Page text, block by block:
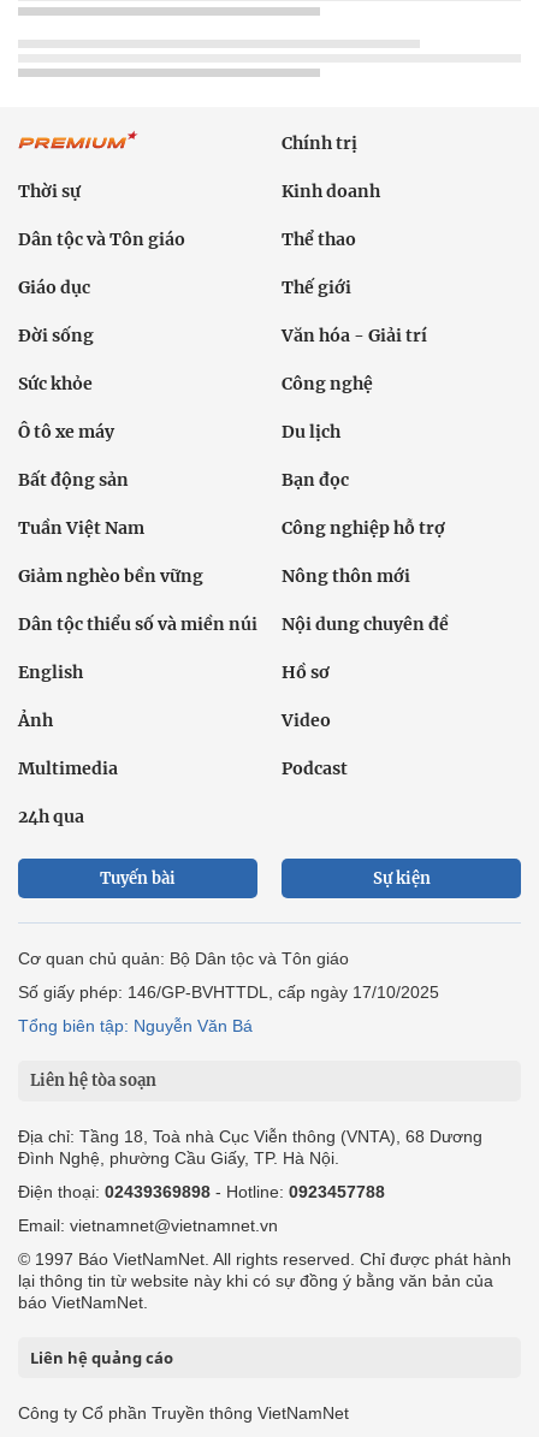
Chính trị
Thời sự Kinh doanh
Dân tộc và Tôn giáo Thể thao
Giáo dục Thế giới
Đời sống Văn hóa - Giải trí
Sức khỏe Công nghệ
Ô tô xe máy Du lịch
Bất động sản Bạn đọc
Tuần Việt Nam Công nghiệp hỗ trợ
Giảm nghèo bền vững Nông thôn mới
Dân tộc thiểu số và miền núi Nội dung chuyên đề
English Hồ sơ
Ảnh Video
Multimedia Podcast
24h qua
Tuyến bài Sự kiện
Cơ quan chủ quản: Bộ Dân tộc và Tôn giáo
Số giấy phép: 146/GP-BVHTTDL, cấp ngày 17/10/2025
Tổng biên tập: Nguyễn Văn Bá
Liên hệ tòa soạn
Địa chỉ: Tầng 18, Toà nhà Cục Viễn thông (VNTA), 68 Dương
Đình Nghệ, phường Cầu Giấy, TP. Hà Nội.
Điện thoại: 02439369898 - Hotline: 0923457788
Email: vietnamnet@vietnamnet.vn
© 1997 Báo VietNamNet. All rights reserved. Chỉ được phát hành
lại thông tin từ website này khi có sự đồng ý bằng văn bản của
báo VietNamNet.
Liên hệ quảng cáo
Công ty Cổ phần Truyền thông VietNamNet